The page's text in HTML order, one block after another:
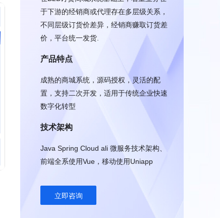
于下游的经销商或代理存在多层级关系，
不同层级订货价差异，经销商赚取订货差
价，平台统一发货.
产品特点
成熟的商城系统，源码授权，灵活的配
置，支持二次开发，适用于传统企业快速
数字化转型
技术架构
Java Spring Cloud ali 微服务技术架构、
前端全系使用Vue，移动使用Uniapp
立即咨询